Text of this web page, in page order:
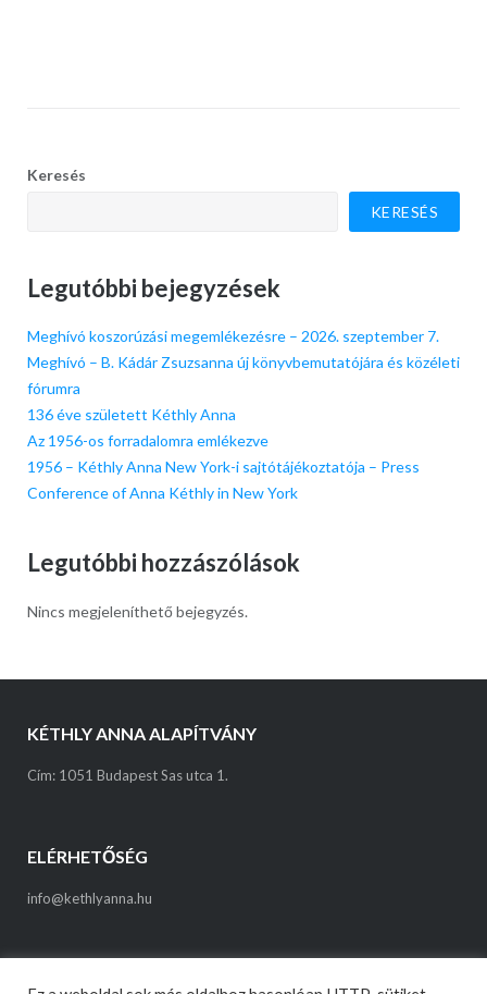
Keresés
KERESÉS
Legutóbbi bejegyzések
Meghívó koszorúzási megemlékezésre – 2026. szeptember 7.
Meghívó – B. Kádár Zsuzsanna új könyvbemutatójára és közéleti
fórumra
136 éve született Kéthly Anna
Az 1956-os forradalomra emlékezve
1956 – Kéthly Anna New York-i sajtótájékoztatója – Press
Conference of Anna Kéthly in New York
Legutóbbi hozzászólások
Nincs megjeleníthető bejegyzés.
KÉTHLY ANNA ALAPÍTVÁNY
Cím: 1051 Budapest Sas utca 1.
ELÉRHETŐSÉG
info@kethlyanna.hu